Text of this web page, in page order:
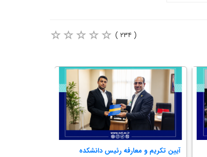
( ۲۳۴ )
آیین تکریم و معارفه رئیس دانشکده